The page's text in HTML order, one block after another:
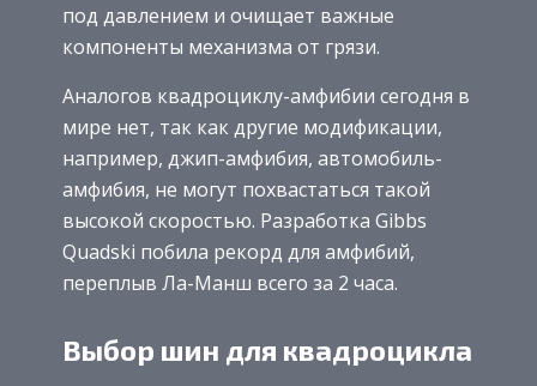
под давлением и очищает важные
компоненты механизма от грязи.
Аналогов квадроциклу-амфибии сегодня в
мире нет, так как другие модификации,
например, джип-амфибия, автомобиль-
амфибия, не могут похвастаться такой
высокой скоростью. Разработка Gibbs
Quadski побила рекорд для амфибий,
переплыв Ла-Манш всего за 2 часа.
Выбор шин для квадроцикла